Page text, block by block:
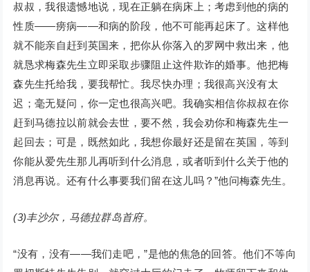
叔叔，我很遗憾地说，现在正躺在病床上；考虑到他的病的
性质——痨病——和病的阶段，他不可能再起床了。这样他
就不能亲自赶到英国来，把你从你落入的罗网中救出来，他
就恳求梅森先生立即采取步骤阻止这件欺诈的婚事。他把梅
森先生托给我，要我帮忙。我尽快办理；我很高兴没有太
迟；毫无疑问，你一定也很高兴吧。我确实相信你叔叔在你
赶到马德拉以前就会去世，要不然，我会劝你和梅森先生一
起回去；可是，既然如此，我想你最好还是留在英国，等到
你能从爱先生那儿再听到什么消息，或者听到什么关于他的
消息再说。还有什么事要我们留在这儿吗？”他问梅森先生。
(3)丰沙尔，马德拉群岛首府。
“没有，没有——我们走吧，”是他的焦急的回答。他们不等向